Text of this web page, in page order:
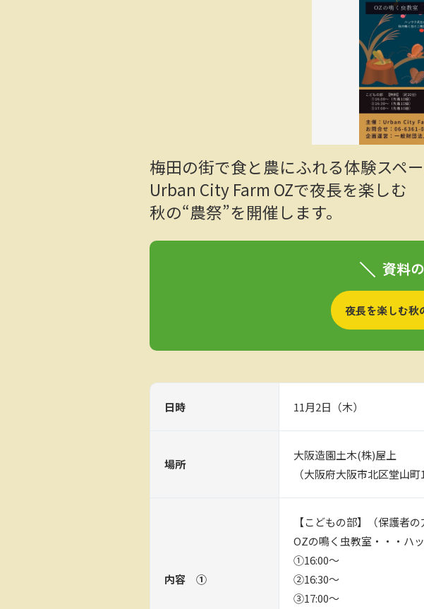
梅田の街で食と農にふれる体験スペ
Urban City Farm OZで夜長を楽しむ
秋の“農祭”を開催します。
資料
夜長を楽しむ秋
日時 11月2日（木）
場所
大阪造園土木(株)屋上
（大阪府大阪市北区堂山町
内容 ➀
【こどもの部】（保護者の
OZの鳴く虫教室・・・ハ
①16:00～
②16:30～
③17:00～